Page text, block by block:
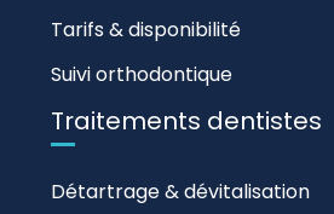
Tarifs & disponibilité
Suivi orthodontique
Traitements dentistes
Détartrage & dévitalisation